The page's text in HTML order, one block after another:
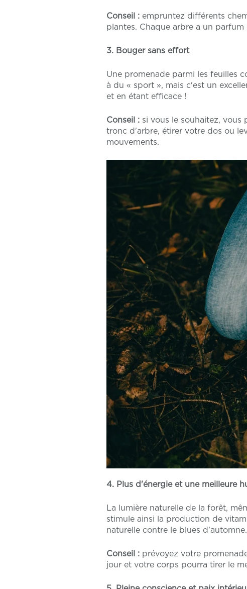
Conseil : empruntez différents
plantes. Chaque arbre a un
3. Bouger sans effort
Une promenade parmi les feuilles
à du « sport », mais c'est un
et en étant efficace !
Conseil : si vous le souhaitez,
tronc d'arbre, étirer votre dos ou
mouvements.
4. Plus d'énergie et une meilleure
La lumière naturelle de la forêt,
stimule ainsi la production de
naturelle contre le blues d'automne.
Conseil : prévoyez votre
jour et votre corps pourra tirer le